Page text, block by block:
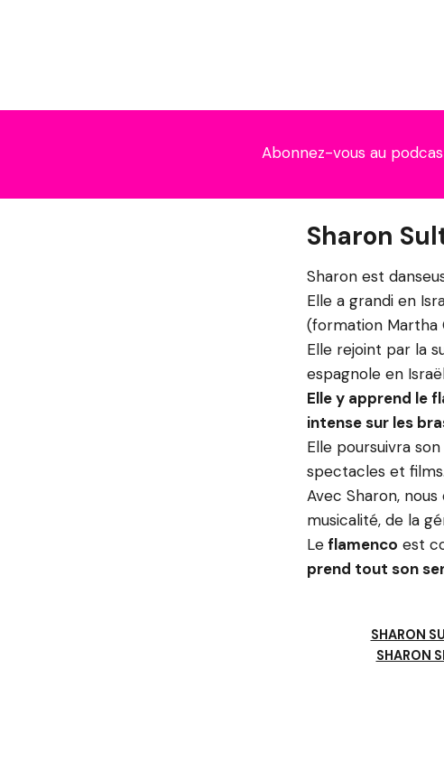
Abonnez-vous au
Sharon
Sharon est
Elle a grandi en
(formation Martha
Elle rejoint par la
espagnole en
Elle y apprend le
intense sur les
Elle poursuivra
spectacles et films.
Avec Sharon,
musicalité, de la
Leflamenco est
prend tout son
SHARON
SHARON